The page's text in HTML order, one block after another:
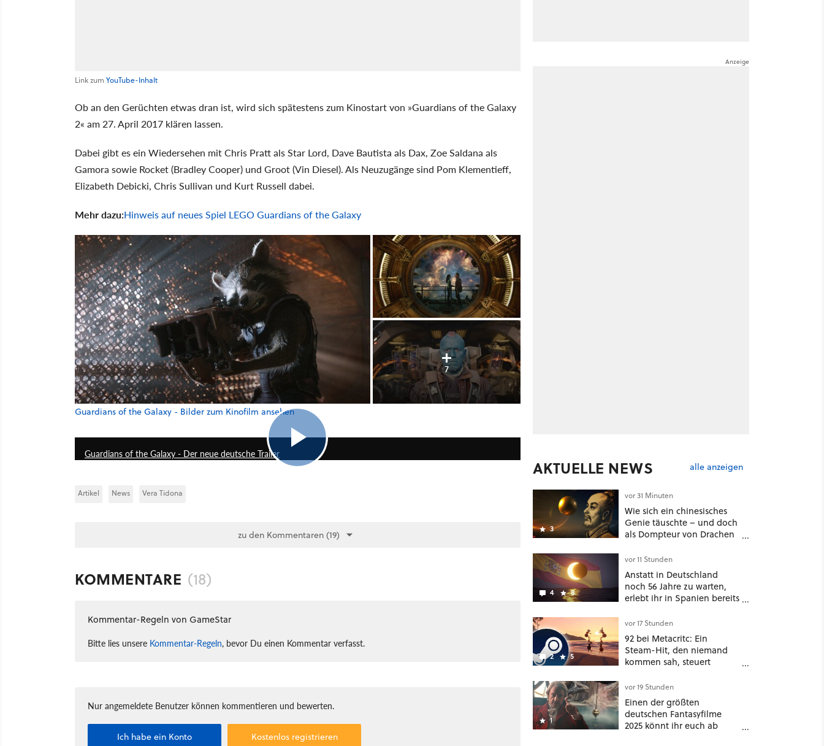
Link zum YouTube-Inhalt
Ob an den Gerüchten etwas dran ist, wird sich spätestens zum Kinostart von »Guardians of the Galaxy
2« am 27. April 2017 klären lassen.
Dabei gibt es ein Wiedersehen mit Chris Pratt als Star Lord, Dave Bautista als Dax, Zoe Saldana als
Gamora sowie Rocket (Bradley Cooper) und Groot (Vin Diesel). Als Neuzugänge sind Pom Klementieff,
Elizabeth Debicki, Chris Sullivan und Kurt Russell dabei.
Mehr dazu:Hinweis auf neues Spiel LEGO Guardians of the Galaxy
7
Guardians of the Galaxy - Bilder zum Kinofilm ansehen
Guardians of the Galaxy - Der neue deutsche Trailer
Artikel News Vera Tidona
zu den Kommentaren (19)
KOMMENTARE (18)
Kommentar-Regeln von GameStar
Bitte lies unsere Kommentar-Regeln, bevor Du einen Kommentar verfasst.
Nur angemeldete Benutzer können kommentieren und bewerten.
Ich habe ein Konto Kostenlos registrieren
AKTUELLE NEWS alle anzeigen
3
vor 31 Minuten
Wie sich ein chinesisches
Genie täuschte – und doch
als Dompteur von Drachen
behält [Best of GameStar]
4 8
vor 11 Stunden
Anstatt in Deutschland
noch 56 Jahre zu warten,
erlebt ihr in Spanien bereits
schattiges Sommer-
Spektakel
2 5
vor 17 Stunden
92 bei Metacritc: Ein
Steam-Hit, den niemand
kommen sah, steuert
den Game Awards zu
1
vor 19 Stunden
Einen der größten
deutschen Fantasyfilme
2025 könnt ihr euch ab